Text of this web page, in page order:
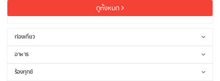
ดูทั้งหมด
ท่องเที่ยว
อาหาร
ร้องทุกข์